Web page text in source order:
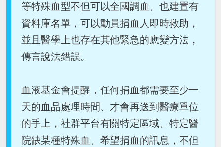
等特殊血型不但可以全國調血、也建置有
資料庫名單，可以動員捐血人即時救助，
並且醫學上也存在其他緊急的應變方法，
傳言說法錯誤。
血液基金會提醒，任何捐血都需要至少一
天的血品處理時間、才會再送到醫療單位
的手上，社群平台有關特定區域、特定醫
院缺某種特殊血、希望捐血的訊息，不但